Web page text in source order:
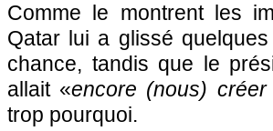
Comme le montrent les
Qatar lui a glissé
chance, tandis que le
allait «encore (nous)
trop pourquoi.